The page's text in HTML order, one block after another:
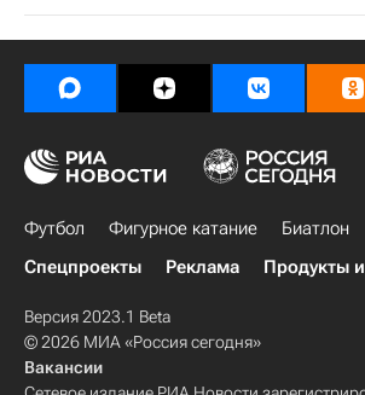
Футбол Фигурное катание Биатлон
Спецпроекты
Реклама Продукты
Версия 2023.1 Beta
© 2026 МИА «Россия сегодня»
Вакансии